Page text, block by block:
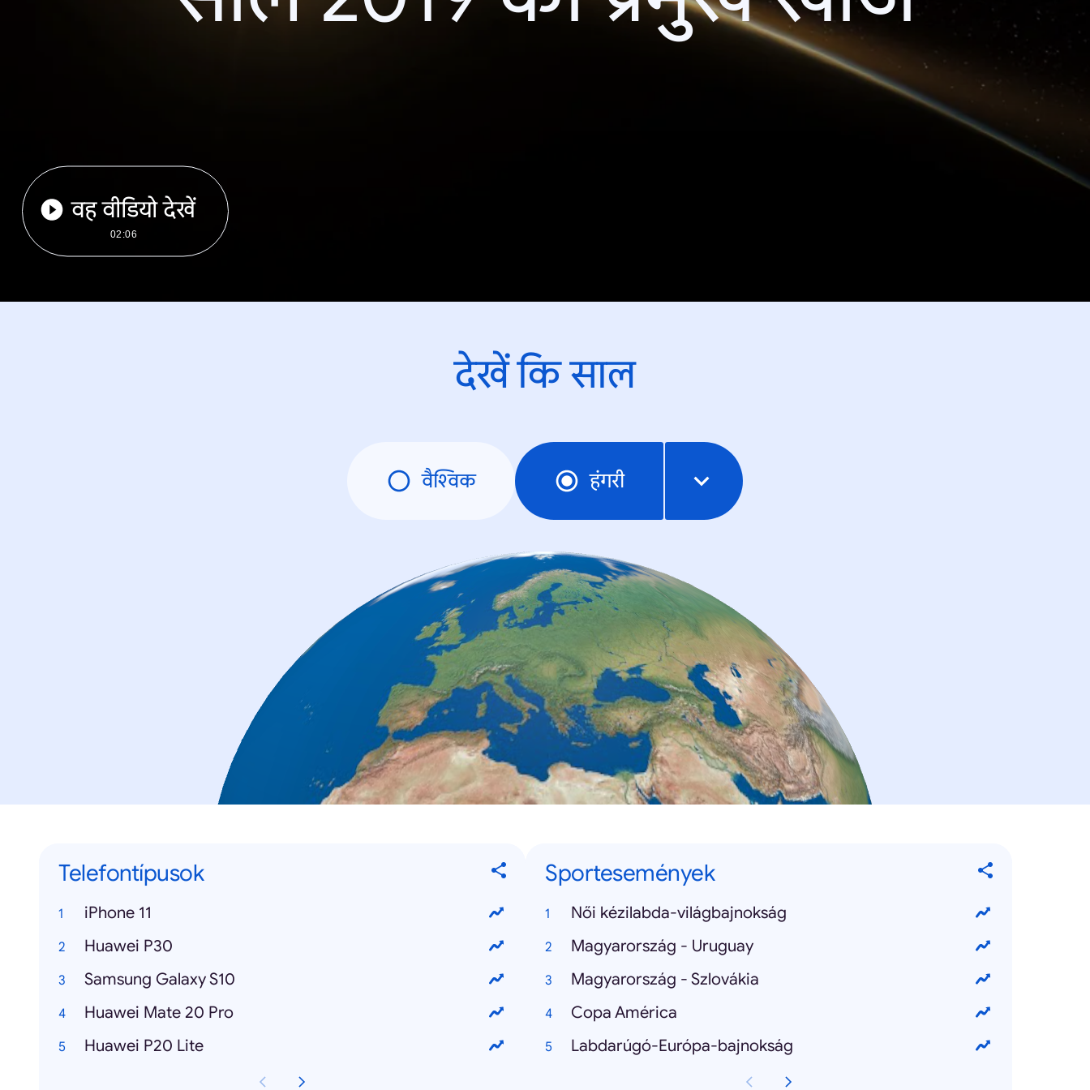
वह वीडियो देखें
02:06
देखें कि साल
वैश्विक हंगरी
Telefontípusok
iPhone 11
Huawei P30
Samsung Galaxy S10
Huawei Mate 20 Pro
Huawei P20 Lite
Sportesemények
Női kézilabda-világbajnokság
Magyarország - Uruguay
Magyarország - Szlovákia
Copa América
Labdarúgó-Európa-bajnokság